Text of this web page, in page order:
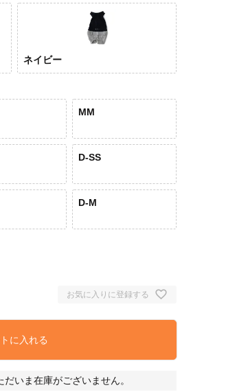
ネイビー
MM
D-SS
D-M
お気に入りに登録する
に入れる
いま在庫がございません。